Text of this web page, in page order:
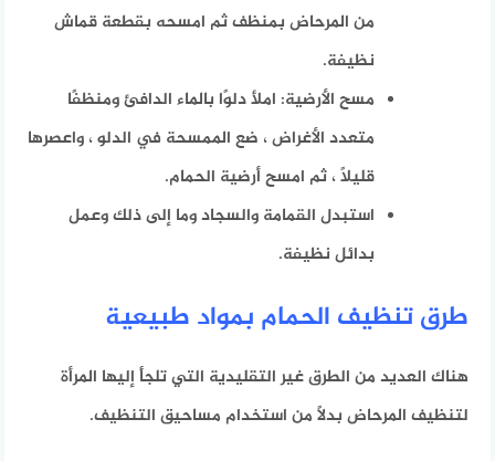
من المرحاض بمنظف ثم امسحه بقطعة قماش
نظيفة.
مسح الأرضية: املأ دلوًا بالماء الدافئ ومنظفًا
متعدد الأغراض ، ضع الممسحة في الدلو ، واعصرها
قليلاً ، ثم امسح أرضية الحمام.
استبدل القمامة والسجاد وما إلى ذلكوعمل
بدائل نظيفة.
طرق تنظيف الحمام بمواد طبيعية
هناك العديد من الطرق غير التقليدية التي تلجأ إليها المرأة
لتنظيف المرحاض بدلاً من استخدام مساحيق التنظيف.